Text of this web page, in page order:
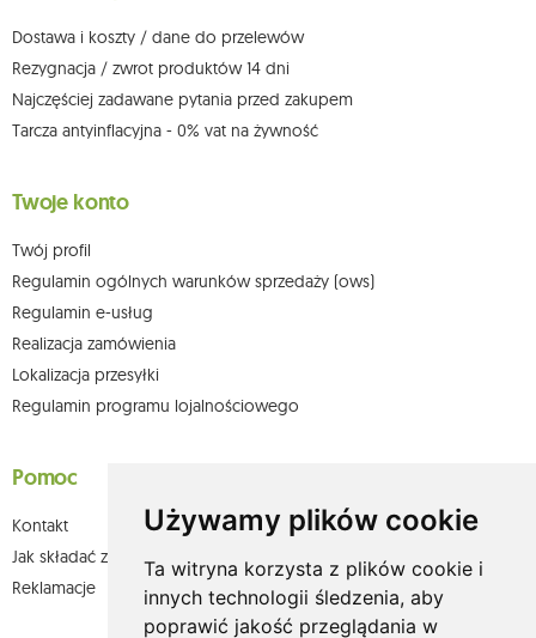
Używamy plików cookie
Ta witryna korzysta z plików cookie i
innych technologii śledzenia, aby
poprawić jakość przeglądania w
możesz kontaktować się z działem obsługi klienta Mouton Interactive pod
Więcej informacji: www.mouton.pl/ODO
Dostawa i koszty / dane do przelewów
Rezygnacja / zwrot produktów 14 dni
Najczęściej zadawane pytania przed zakupem
Tarcza antyinflacyjna - 0% vat na żywność
Twoje konto
Twój profil
Regulamin ogólnych warunków sprzedaży (ows)
Regulamin e-usług
Realizacja zamówienia
Lokalizacja przesyłki
Regulamin programu lojalnościowego
Pomoc
Kontakt
Jak składać zamówienia w sklepie olium.pl?
Reklamacje